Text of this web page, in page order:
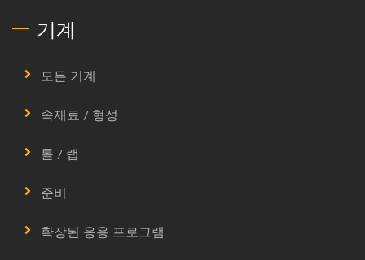
기계
모든 기계
속재료 / 형성
롤 / 랩
준비
확장된 응용 프로그램